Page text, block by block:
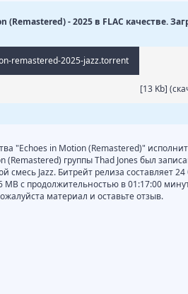
(Remastered) - 2025 в FLAC качестве.
remastered-2025-jazz.torrent
[13 Kb]
"Echoes in Motion (Remastered)"
группы Thad Jones был
смесь Jazz. Битрейт релиза составляет 24
MB с продолжительностью в 01:17:00
материал и оставьте отзыв.